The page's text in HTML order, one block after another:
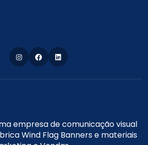
empresa de comunicação visual
Wind Flag Banners e materiais